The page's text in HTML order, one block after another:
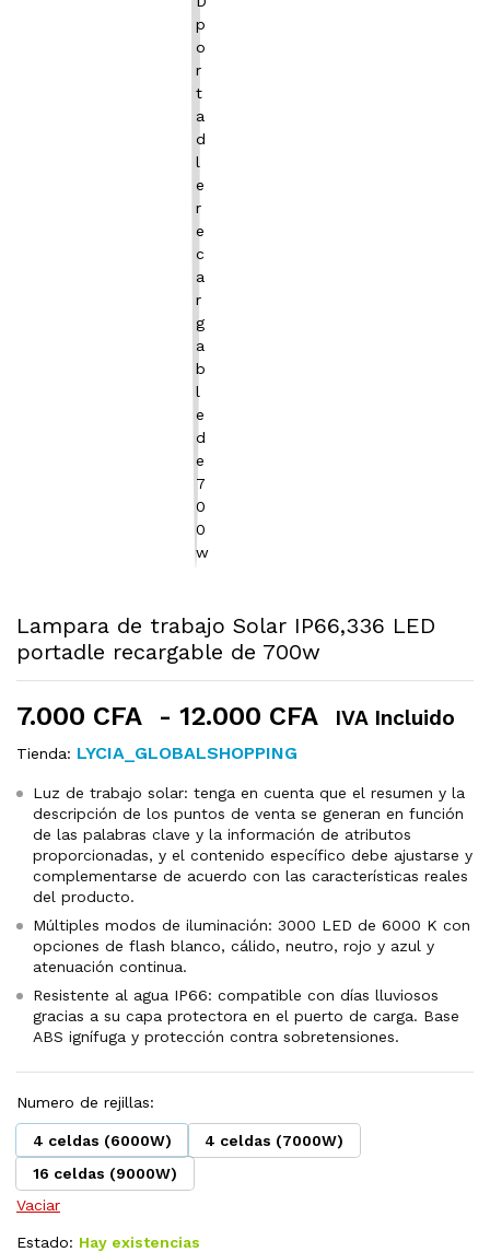
Lampara de trabajo Solar IP66,336 LED
portadle recargable de 700w
7.000 CFA - 12.000 CFA
Rango
desde
7.000 CFA
hasta
12.000 CFA
IVA Incluido
Tienda: LYCIA_GLOBALSHOPPING
Luz de trabajo solar: tenga en cuenta que el resumen y la
descripción de los puntos de venta se generan en función
de las palabras clave y la información de atributos
proporcionadas, y el contenido específico debe ajustarse y
complementarse de acuerdo con las características reales
del producto.
Múltiples modos de iluminación: 3000 LED de 6000 K con
opciones de flash blanco, cálido, neutro, rojo y azul y
atenuación continua.
Resistente al agua IP66: compatible con días lluviosos
gracias a su capa protectora en el puerto de carga. Base
ABS ignífuga y protección contra sobretensiones.
Numero de rejillas:
4 celdas (6000W)
4 celdas (7000W)
16 celdas (9000W)
Vaciar
Estado: Hay existencias